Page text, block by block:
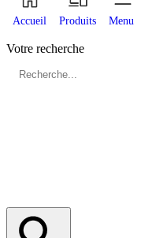
Accueil Produits Menu
Votre recherche